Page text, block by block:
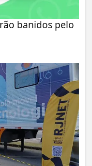
banidos pelo